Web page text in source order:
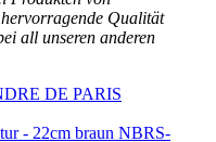
Qualität
all unseren anderen
DE PARIS